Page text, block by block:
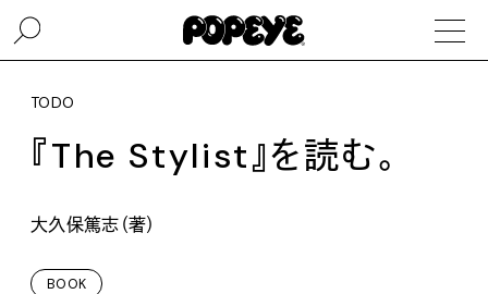
TODO
『The Stylist』を読む。
大久保篤志（著）
BOOK